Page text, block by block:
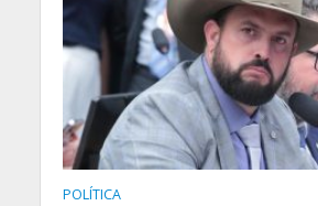
POLÍTICA